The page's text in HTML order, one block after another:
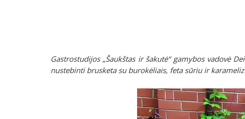
Gastrostudijos „Šaukštas ir šakutė“ gamybos vadovė
nustebinti brusketa su burokėliais, feta sūriu ir